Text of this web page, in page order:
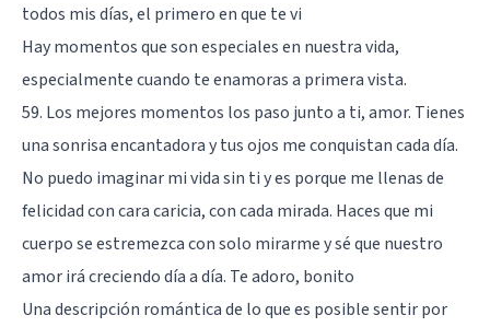
todos mis días, el primero en que te vi
Hay momentos que son especiales en nuestra vida,
especialmente cuando te enamoras a primera vista.
59. Los mejores momentos los paso junto a ti, amor. Tienes
una sonrisa encantadora y tus ojos me conquistan cada día.
No puedo imaginar mi vida sin ti y es porque me llenas de
felicidad con cara caricia, con cada mirada. Haces que mi
cuerpo se estremezca con solo mirarme y sé que nuestro
amor irá creciendo día a día. Te adoro, bonito
Una descripción romántica de lo que es posible sentir por